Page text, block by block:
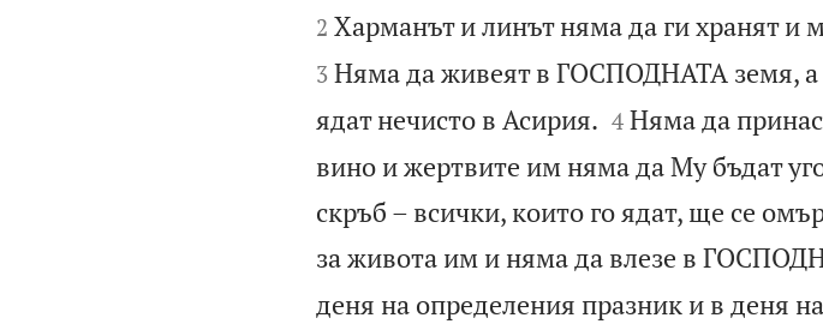
2 Харманът и линът няма да ги хранят и
3 Няма да живеят в ГОСПОДНАТА земя,
ядат нечисто в Асирия.
4 Няма да
вино и жертвите им няма да Му бъдат
скръб – всички, които го ядат, ще се
за живота им и няма да влезе в
деня на определения празник и в деня